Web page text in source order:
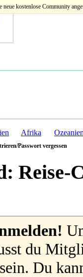
kostenlose Community
Afrika
Passwort vergessen
Reise-
du
Du